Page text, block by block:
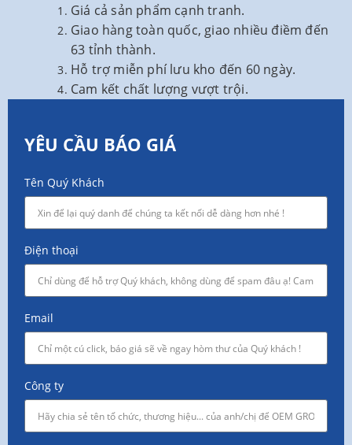
Giá cả sản phẩm cạnh tranh.
Giao hàng toàn quốc, giao nhiều điềm đến
63 tỉnh thành.
Hỗ trợ miễn phí lưu kho đến 60 ngày.
Cam kết chất lượng vượt trội.
YÊU CẦU BÁO GIÁ
Tên Quý Khách
Điện thoại
Email
Công ty